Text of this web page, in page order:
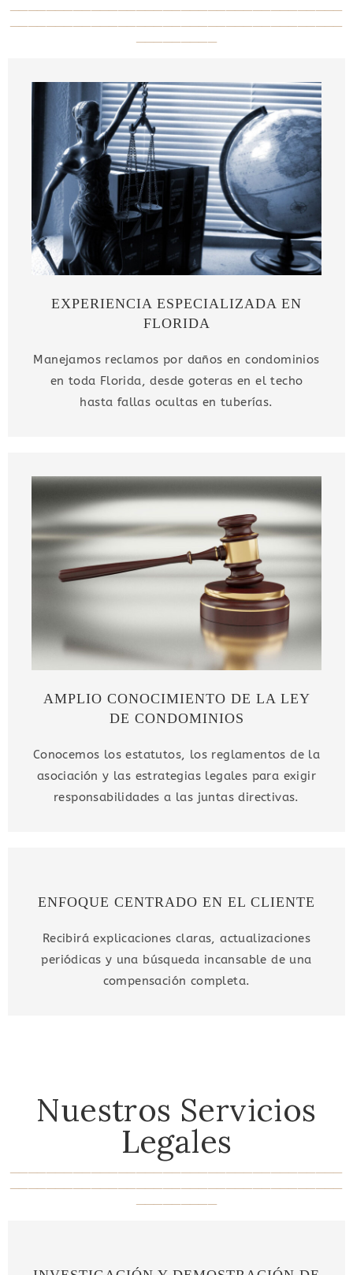
EXPERIENCIA ESPECIALIZADA EN
FLORIDA
Manejamos reclamos por daños en condominios
en toda Florida, desde goteras en el techo
hasta fallas ocultas en tuberías.
AMPLIO CONOCIMIENTO DE LA LEY
DE CONDOMINIOS
Conocemos los estatutos, los reglamentos de la
asociación y las estrategias legales para exigir
responsabilidades a las juntas directivas.
ENFOQUE CENTRADO EN EL CLIENTE
Recibirá explicaciones claras, actualizaciones
periódicas y una búsqueda incansable de una
compensación completa.
Nuestros Servicios
Legales
_____________________________________